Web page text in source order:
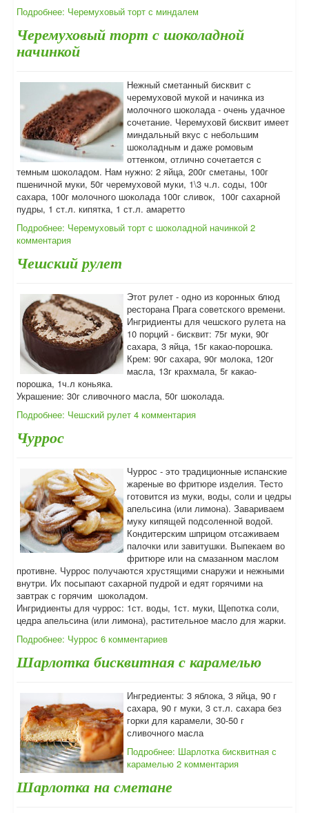
Подробнее: Черемуховый торт с миндалем
Черемуховый торт с шоколадной
начинкой
Нежный сметанный бисквит с
черемуховой мукой и начинка из
молочного шоколада - очень удачное
сочетание. Черемуховй бисквит имеет
миндальный вкус с небольшим
шоколадным и даже ромовым
оттенком, отлично сочетается с
темным шоколадом. Нам нужно: 2 яйца, 200г сметаны, 100г
пшеничной муки, 50г черемуховой муки, 1\3 ч.л. соды, 100г
сахара, 100г молочного шоколада 100г сливок, 100г сахарной
пудры, 1 ст.л. кипятка, 1 ст.л. амаретто
Подробнее: Черемуховый торт с шоколадной начинкой 2
комментария
Чешский рулет
Этот рулет - одно из коронных блюд
ресторана Прага советского времени.
Ингридиенты для чешского рулета на
10 порций - бисквит: 75г муки, 90г
сахара, 3 яйца, 15г какао-порошка.
Крем: 90г сахара, 90г молока, 120г
масла, 13г крахмала, 5г какао-
порошка, 1ч.л коньяка.
Украшение: 30г сливочного масла, 50г шоколада.
Подробнее: Чешский рулет 4 комментария
Чуррос
Чуррос - это традиционные испанские
жареные во фритюре изделия. Тесто
готовится из муки, воды, соли и цедры
апельсина (или лимона). Завариваем
муку кипящей подсоленной водой.
Кондитерским шприцом отсаживаем
палочки или завитушки. Выпекаем во
фритюре или на смазанном маслом
противне. Чуррос получаются хрустящими снаружи и нежными
внутри. Их посыпают сахарной пудрой и едят горячими на
завтрак с горячим шоколадом.
Ингридиенты для чуррос: 1ст. воды, 1ст. муки, Щепотка соли,
цедра апельсина (или лимона), растительное масло для жарки.
Подробнее: Чуррос 6 комментариев
Шарлотка бисквитная с карамелью
Ингредиенты: 3 яблока, 3 яйца, 90 г
сахара, 90 г муки, 3 ст.л. сахара без
горки для карамели, 30-50 г
сливочного масла
Подробнее: Шарлотка бисквитная с
карамелью 2 комментария
Шарлотка на сметане